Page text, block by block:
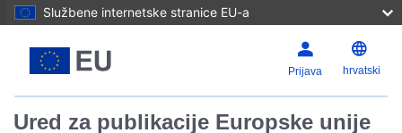
Službene internetske stranice EU-a
Prijava hrvatski
Ured za publikacije Europske unije